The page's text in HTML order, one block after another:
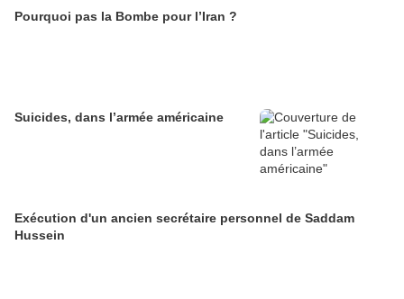
Pourquoi pas la Bombe pour l’Iran ?
Suicides, dans l’armée américaine
Exécution d'un ancien secrétaire personnel de Saddam
Hussein